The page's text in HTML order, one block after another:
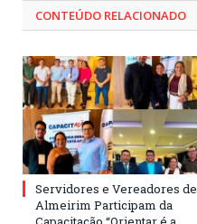
CONTEÚDO RELACIONADO
Servidores e Vereadores de
Almeirim Participam da